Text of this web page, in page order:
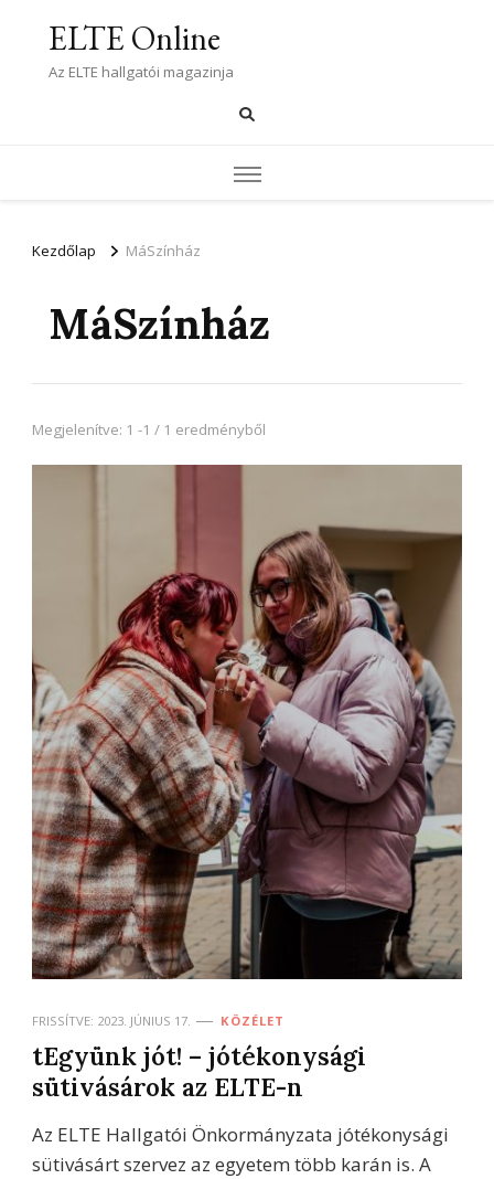
ELTE Online
Az ELTE hallgatói magazinja
Kezdőlap MáSzínház
MáSzínház
Megjelenítve: 1 -1 / 1 eredményből
FRISSÍTVE: 2023. JÚNIUS 17. KÖZÉLET
tEgyünk jót! – jótékonysági
sütivásárok az ELTE-n
Az ELTE Hallgatói Önkormányzata jótékonysági
sütivásárt szervez az egyetem több karán is. A